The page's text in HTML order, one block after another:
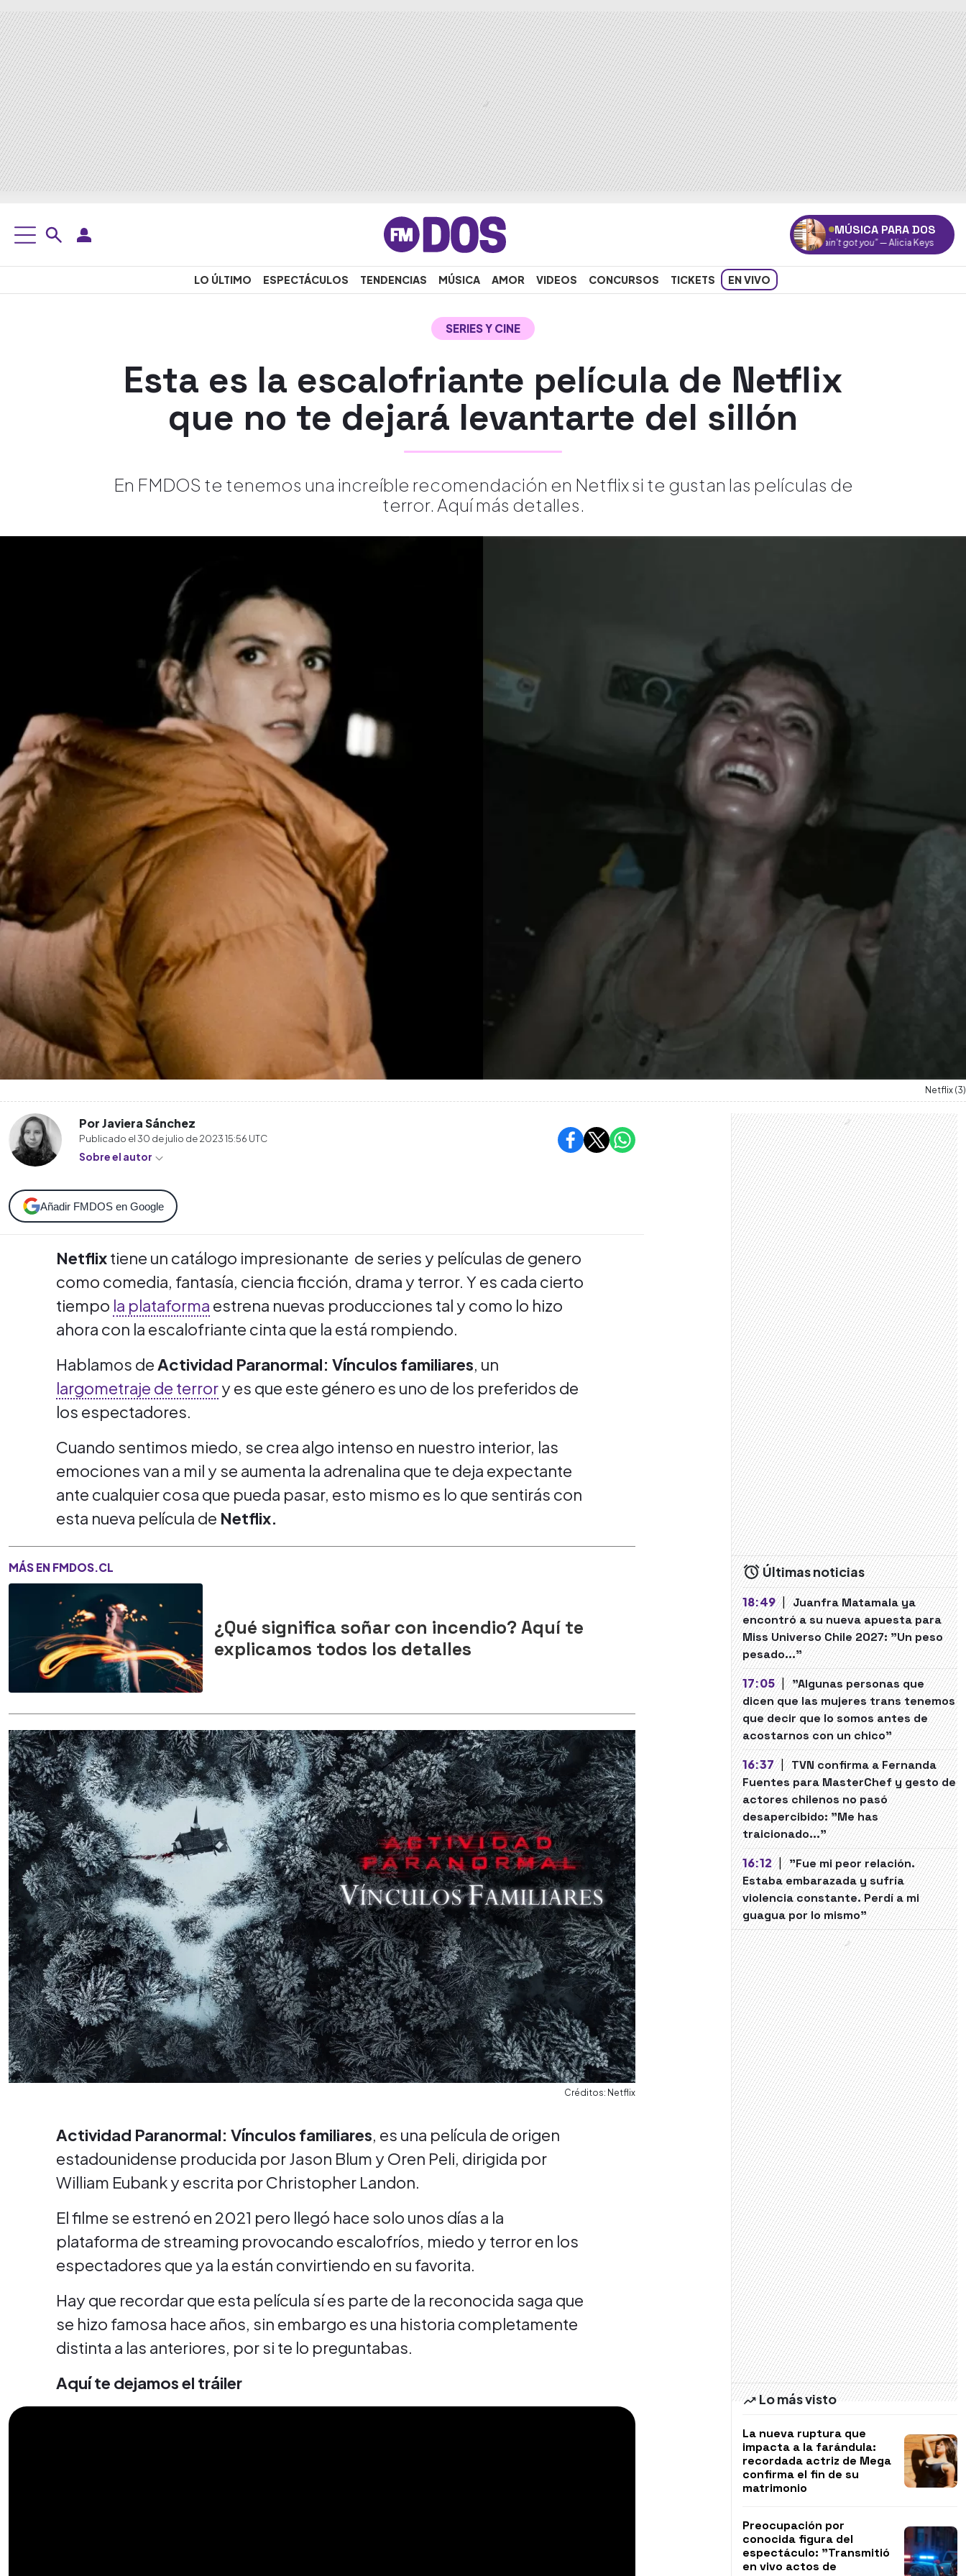
MÚSICA PARA DOS
"If I ain't got you"— Alicia Keys
LO ÚLTIMO ESPECTÁCULOS TENDENCIAS MÚSICA AMOR VIDEOS CONCURSOS TICKETS EN VIVO
SERIES Y CINE
Esta es la escalofriante película de Netflix
que no te dejará levantarte del sillón
En FMDOS te tenemos una increíble recomendación en Netflix si te gustan las películas de
terror. Aquí más detalles.
Netflix (3)
Por Javiera Sánchez
Publicado el30 de julio de 2023 15:56 UTC
Sobre el autor
Añadir FMDOS en Google
Netflixtiene un catálogo impresionante de series y películas de genero
como comedia, fantasía, ciencia ficción, drama y terror. Y es cada cierto
tiempo la plataforma estrena nuevas producciones tal y como lo hizo
ahora con la escalofriante cinta que la está rompiendo.
Hablamos deActividad Paranormal: Vínculos familiares, un
largometraje de terrory es que este género es uno de los preferidos de
los espectadores.
Cuando sentimos miedo, se crea algo intenso en nuestro interior, las
emociones van a mil y se aumenta la adrenalina que te deja expectante
ante cualquier cosa que pueda pasar, esto mismo es lo que sentirás con
esta nueva película de Netflix.
MÁS EN FMDOS.CL
¿Qué significa soñar con incendio? Aquí te
explicamos todos los detalles
Créditos: Netflix
Actividad Paranormal: Vínculos familiares, es una película de origen
estadounidense producida por Jason Blum y Oren Peli, dirigida por
William Eubank y escrita por Christopher Landon.
El filme se estrenó en 2021 pero llegó hace solo unos días a la
plataforma de streaming provocando escalofríos, miedo y terror en los
espectadores que ya la están convirtiendo en su favorita.
Hay que recordar que esta película sí es parte de la reconocida saga que
se hizo famosa hace años, sin embargo es una historia completamente
distinta a las anteriores, por si te lo preguntabas.
Aquí te dejamos el tráiler
Últimas noticias
18:49 | Juanfra Matamala ya
encontró a su nueva apuesta para
Miss Universo Chile 2027: "Un peso
pesado..."
17:05 | "Algunas personas que
dicen que las mujeres trans tenemos
que decir que lo somos antes de
acostarnos con un chico"
16:37 | TVN confirma a Fernanda
Fuentes para MasterChef y gesto de
actores chilenos no pasó
desapercibido: "Me has
traicionado..."
16:12 | "Fue mi peor relación.
Estaba embarazada y sufría
violencia constante. Perdí a mi
guagua por lo mismo"
Lo más visto
La nueva ruptura que
impacta a la farándula:
recordada actriz de Mega
confirma el fin de su
matrimonio
Preocupación por
conocida figura del
espectáculo: "Transmitió
en vivo actos de